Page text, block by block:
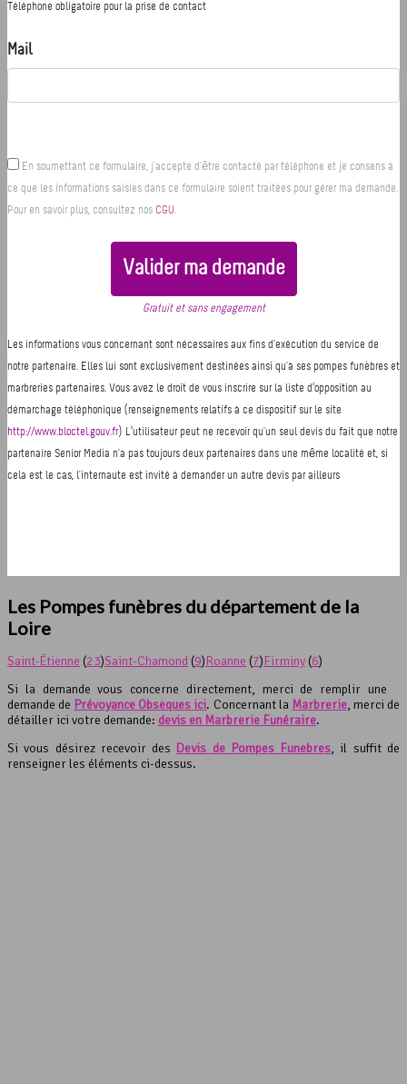
Les Pompes funèbres du département de la
Loire
Saint-Étienne (23)Saint-Chamond (9)Roanne (7)Firminy (6)
Si la demande vous concerne directement, merci de remplir une
demande de Prévoyance Obsèques ici. Concernant la Marbrerie, merci de
détailler ici votre demande: devis en Marbrerie Funéraire.
Si vous désirez recevoir des Devis de Pompes Funèbres, il suffit de
renseigner les éléments ci-dessus.